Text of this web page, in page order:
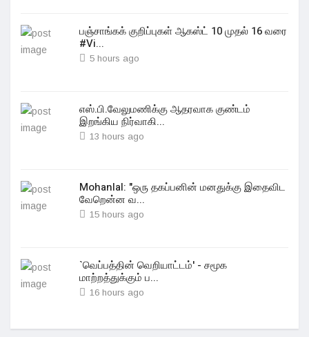
பஞ்சாங்கக் குறிப்புகள் ஆகஸ்ட் 10 முதல் 16 வரை
#Vi...
5 hours ago
எஸ்.பி.வேலுமணிக்கு ஆதரவாக குண்டம்
இறங்கிய நிர்வாகி...
13 hours ago
Mohanlal: "ஒரு தகப்பனின் மனதுக்கு இதைவிட
வேறென்ன வ...
15 hours ago
`வெப்பத்தின் வெறியாட்டம்' - சமூக
மாற்றத்துக்கும் ப...
16 hours ago